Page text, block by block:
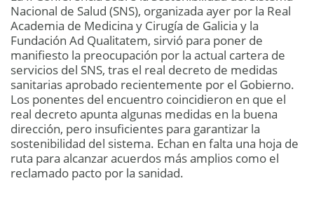
Nacional de Salud (SNS), organizada ayer por la Real
Academia de Medicina y Cirugía de Galicia y la
Fundación Ad Qualitatem, sirvió para poner de
manifiesto la preocupación por la actual cartera de
servicios del SNS, tras el real decreto de medidas
sanitarias aprobado recientemente por el Gobierno.
Los ponentes del encuentro coincidieron en que el
real decreto apunta algunas medidas en la buena
dirección, pero insuficientes para garantizar la
sostenibilidad del sistema. Echan en falta una hoja de
ruta para alcanzar acuerdos más amplios como el
reclamado pacto por la sanidad.